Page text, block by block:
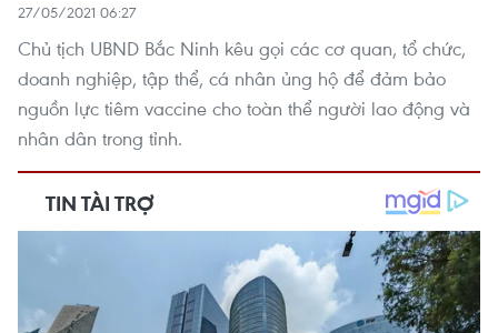
27/05/2021 06:27
Chủ tịch UBND Bắc Ninh kêu gọi các cơ quan, tổ chức,
doanh nghiệp, tập thể, cá nhân ủng hộ để đảm bảo
nguồn lực tiêm vaccine cho toàn thể người lao động và
nhân dân trong tỉnh.